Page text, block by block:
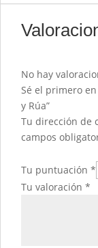
No hay
Sé el primero
y Rúa”
Tu dirección de
campos
Tu puntuación *
Tu valoración *